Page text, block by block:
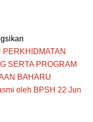
SERTA PROGRAM
BAHARU
oleh BPSH 22 Jun